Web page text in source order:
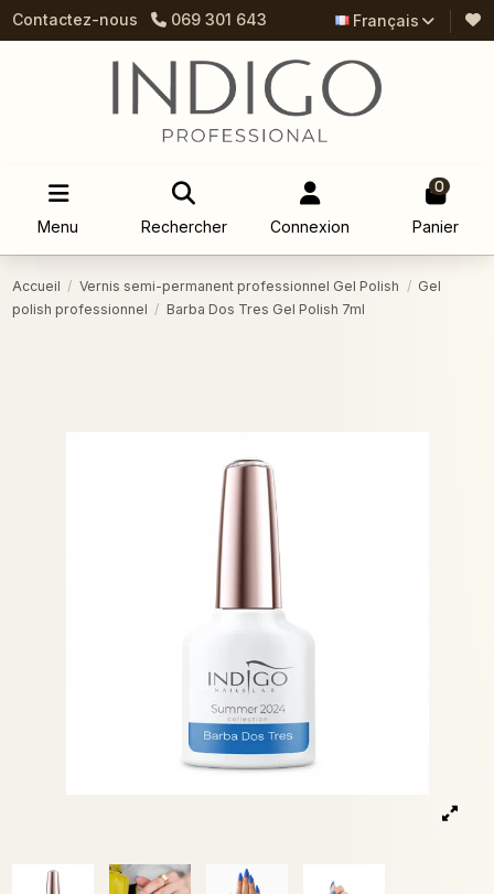
Contactez-nous 069 301 643 Français
Menu Rechercher Connexion
0
Panier
Accueil Vernis semi-permanent professionnel Gel Polish
Gel
polish professionnel
Barba Dos Tres Gel Polish 7ml